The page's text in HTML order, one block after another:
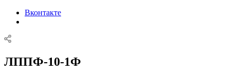
Вконтакте
ЛППФ-10-1Ф